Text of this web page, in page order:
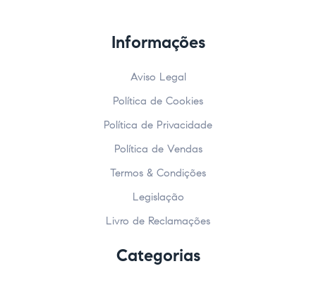
Informações
Aviso Legal
Política de Cookies
Política de Privacidade
Política de Vendas
Termos & Condições
Legislação
Livro de Reclamações
Categorias